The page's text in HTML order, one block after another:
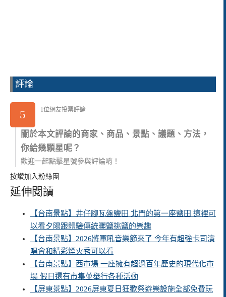
評論
5 1位網友投票評論
關於本文評論的商家、商品、景點、議題、方法，
你給幾顆星呢？
歡迎一起點擊星號參與評論唷！
按讚加入粉絲團
延伸閱讀
【台南景點】井仔腳瓦盤鹽田 北門的第一座鹽田 這裡可
以看夕陽跟體驗傳統曬鹽挑鹽的樂趣
【台南景點】2026將軍吼音樂節來了 今年有超強卡司演
唱會和精彩煙火秀可以看
【台南景點】西市場 一座擁有超過百年歷史的現代化市
場 假日還有市集並舉行各種活動
【屏東景點】2026屏東夏日狂歡祭遊樂設施全部免費玩